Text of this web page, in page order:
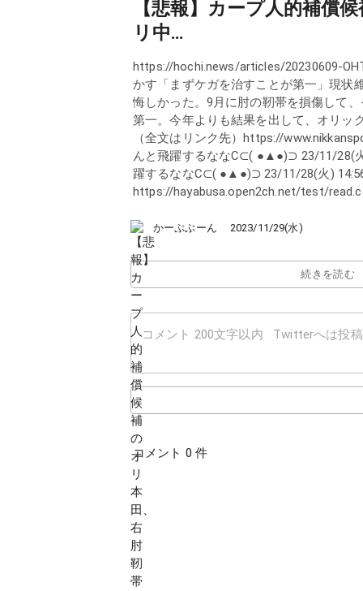
【悲報】カープ人的補償
リ中…
https://hochi.news/articles/20230609-
かす「まずケガを治すことが第一」現状
悔しかった。9月に肘の靭帯を損傷して
第一。今年よりも結果を出して、オリッ
（全文はリンク先）https://
んと飛躍するななC⊂( ●▲●)⊃ 23/11/28(火
躍するななC⊂( ●▲●)⊃ 23/11/28(火)
https://hayabusa.open2ch.net/test/
かーぷぶーん 2023/11/29(水)
続きを読む
コメント 0 件